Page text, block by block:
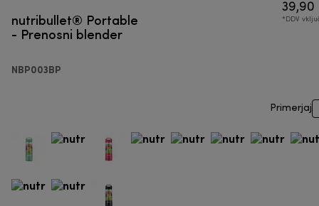
nutribullet® Portable
- Prenosni blender
NBP003BP
39,90
*DDV
Primerjaj